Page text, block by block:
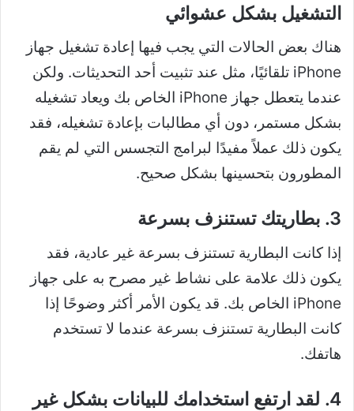
التشغيل بشكل عشوائي
هناك بعض الحالات التي يجب فيها إعادة تشغيل جهاز
iPhone تلقائيًا، مثل عند تثبيت أحد التحديثات. ولكن
عندما يتعطل جهاز iPhone الخاص بك ويعاد تشغيله
بشكل مستمر، دون أي مطالبات بإعادة تشغيله، فقد
يكون ذلك عملاً مفيدًا لبرامج التجسس التي لم يقم
المطورون بتحسينها بشكل صحيح.
3. بطاريتك تستنزف بسرعة
إذا كانت البطارية تستنزف بسرعة غير عادية، فقد
يكون ذلك علامة على نشاط غير مصرح به على جهاز
iPhone الخاص بك. قد يكون الأمر أكثر وضوحًا إذا
كانت البطارية تستنزف بسرعة عندما لا تستخدم
هاتفك.
4. لقد ارتفع استخدامك للبيانات بشكل غير